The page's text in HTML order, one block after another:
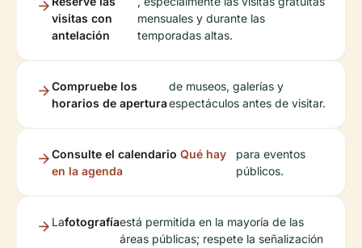
visitas con
antelación
mensuales y durante las
temporadas altas.
Compruebe los
horarios de apertura
de museos, galerías y
espectáculos antes de visitar.
Consulte el calendario Qué hay
en la agenda
para eventos
públicos.
Lafotografíaestá permitida en la mayoría de las
áreas públicas; respete la señalización